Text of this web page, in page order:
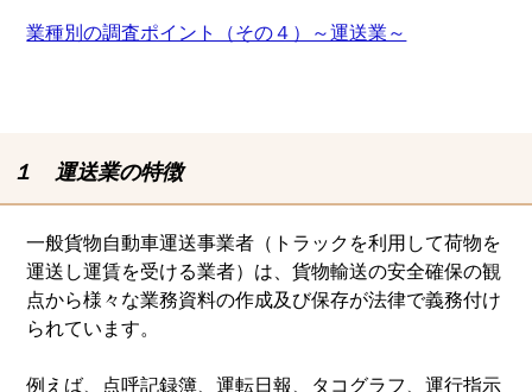
業種別の調査ポイント（その４）～運送業～
１ 運送業の特徴
一般貨物自動車運送事業者（トラックを利用して荷物を
運送し運賃を受ける業者）は、貨物輸送の安全確保の観
点から様々な業務資料の作成及び保存が法律で義務付け
られています。
例えば、点呼記録簿、運転日報、タコグラフ、運行指示